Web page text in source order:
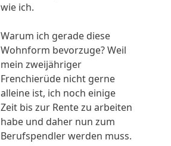
wie ich.
Warum ich gerade diese
Wohnform bevorzuge? Weil
mein zweijähriger
Frenchierüde nicht gerne
alleine ist, ich noch einige
Zeit bis zur Rente zu arbeiten
habe und daher nun zum
Berufspendler werden muss.